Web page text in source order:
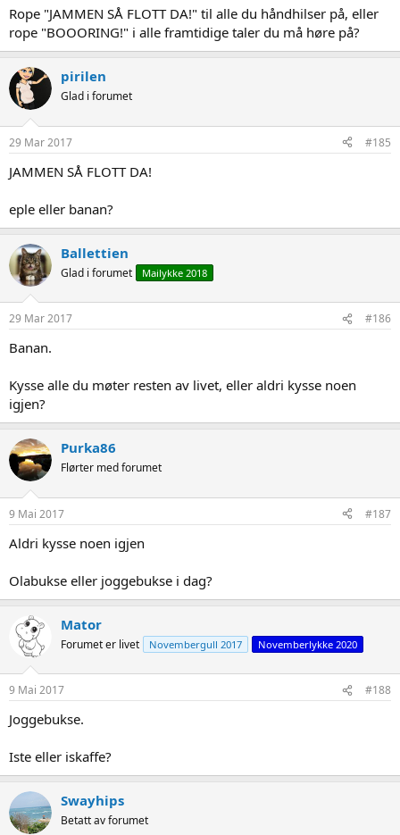
Rope "JAMMEN SÅ FLOTT DA!" til alle du håndhilser på, eller
rope "BOOORING!" i alle framtidige taler du må høre på?
pirilen
Glad i forumet
29 Mar 2017 #185
JAMMEN SÅ FLOTT DA!
eple eller banan?
Ballettien
Glad i forumet Mailykke 2018
29 Mar 2017 #186
Banan.
Kysse alle du møter resten av livet, eller aldri kysse noen
igjen?
Purka86
Flørter med forumet
9 Mai 2017 #187
Aldri kysse noen igjen
Olabukse eller joggebukse i dag?
Mator
Forumet er livet Novembergull 2017 Novemberlykke 2020
9 Mai 2017 #188
Joggebukse.
Iste eller iskaffe?
Swayhips
Betatt av forumet